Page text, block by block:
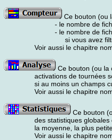
Ce bouton (ou
- le nombre de
- le nombre de
si vous avez
Voir aussi le chapitre
Ce bouton (ou la
activations de tournées
si au moins un champs
Voir aussi le chapitre
Ce bouton
des statistiques
la moyenne, la plus
Voir aussi le chapitre